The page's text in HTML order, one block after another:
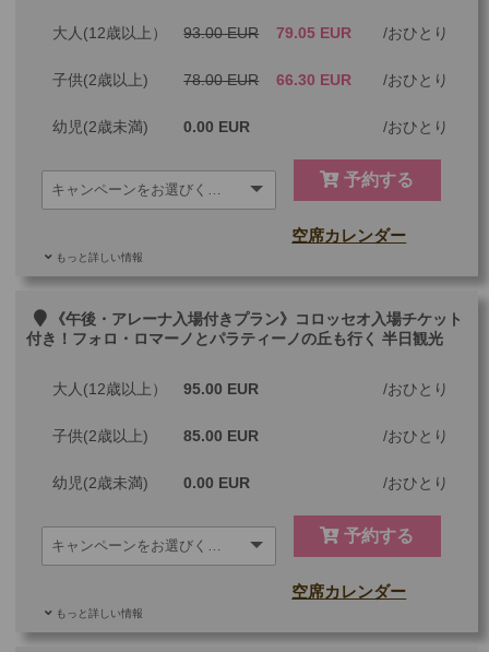
大人(12歳以上） 93.00 EUR 79.05 EUR おひとり
子供(2歳以上) 78.00 EUR 66.30 EUR おひとり
幼児(2歳未満) 0.00 EUR おひとり
予約する
もっと詳しい情報
空席カレンダー
その他
ご参加可能な年齢
《午後・アレーナ入場付きプラン》コロッセオ入場チケット
付き！フォロ・ロマーノとパラティーノの丘も行く 半日観光
大人(12歳以上） 95.00 EUR おひとり
子供(2歳以上) 85.00 EUR おひとり
幼児(2歳未満) 0.00 EUR おひとり
予約する
もっと詳しい情報
空席カレンダー